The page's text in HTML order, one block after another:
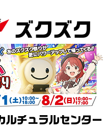
ズクズク
ルチュラルセンター